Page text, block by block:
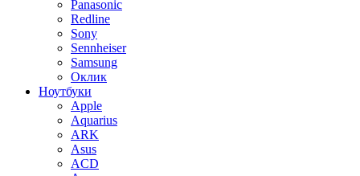
Panasonic
Redline
Sony
Sennheiser
Samsung
Оклик
Ноутбуки
Apple
Aquarius
ARK
Asus
ACD